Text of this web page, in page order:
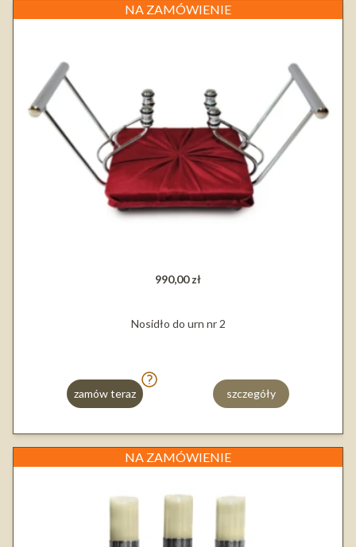
NA ZAMÓWIENIE
990,00 zł
Nosidło do urn nr 2
zamów teraz szczegóły
NA ZAMÓWIENIE